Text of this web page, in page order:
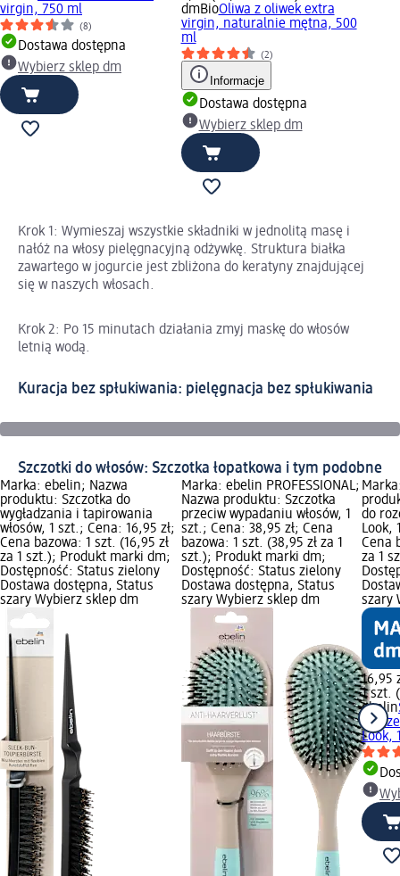
virgin, 750 ml
(8)
Dostawa dostępna
Wybierz sklep dm
dmBioOliwa z oliwek extra
virgin, naturalnie mętna, 500
ml
(2)
Informacje
Dostawa dostępna
Wybierz sklep dm
Krok 1: Wymieszaj wszystkie składniki w jednolitą masę i
nałóż na włosy pielęgnacyjną odżywkę. Struktura białka
zawartego w jogurcie jest zbliżona do keratyny znajdującej
się w naszych włosach.
Krok 2: Po 15 minutach działania zmyj maskę do włosów
letnią wodą.
Kuracja bez spłukiwania: pielęgnacja bez spłukiwania
Szczotki do włosów: Szczotka łopatkowa i tym podobne
Marka: ebelin; Nazwa
produktu: Szczotka do
wygładzania i tapirowania
włosów, 1 szt.; Cena: 16,95 zł;
Cena bazowa: 1 szt. (16,95 zł
za 1 szt.); Produkt marki dm;
Dostępność: Status zielony
Dostawa dostępna, Status
szary Wybierz sklep dm
Marka: ebelin PROFESSIONAL;
Nazwa produktu: Szczotka
przeciw wypadaniu włosów, 1
szt.; Cena: 38,95 zł; Cena
bazowa: 1 szt. (38,95 zł za 1
szt.); Produkt marki dm;
Dostępność: Status zielony
Dostawa dostępna, Status
szary Wybierz sklep dm
do
Look,
Cena
za 1
szary
16,95
1 szt.
ebelin
Look,